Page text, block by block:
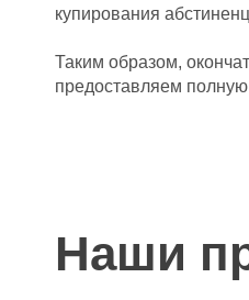
купирования
Таким образом,
предоставляем
Наши